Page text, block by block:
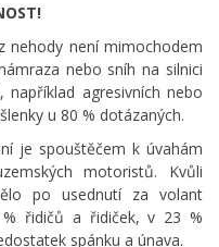
nehody není mimochodem
nebo sníh na silnici
, například agresivních nebo
u 80 % dotázaných.
je spouštěčem k úvahám
motoristů. Kvůli
po usednutí za volant
řidičů a řidiček, v 23 %
spánku a únava.